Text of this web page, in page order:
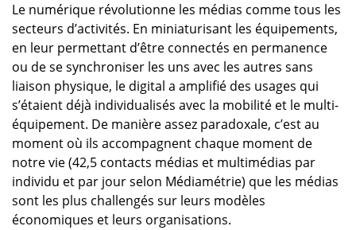
Le numérique révolutionne les médias comme tous les
secteurs d’activités. En miniaturisant les équipements,
en leur permettant d’être connectés en permanence
ou de se synchroniser les uns avec les autres sans
liaison physique, le digital a amplifié des usages qui
s’étaient déjà individualisés avec la mobilité et le multi-
équipement. De manière assez paradoxale, c’est au
moment où ils accompagnent chaque moment de
notre vie (42,5 contacts médias et multimédias par
individu et par jour selon Médiamétrie) que les médias
sont les plus challengés sur leurs modèles
économiques et leurs organisations.